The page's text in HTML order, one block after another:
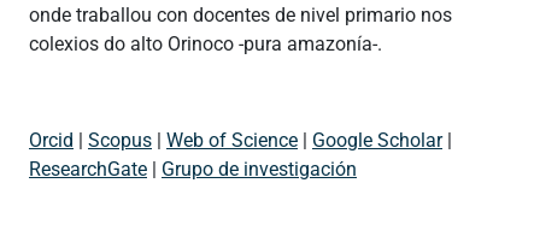
onde traballou con docentes de nivel primario nos
colexios do alto Orinoco -pura amazonía-.
Orcid Scopus Web of Science Google Scholar|
ResearchGate
Grupo de investigación